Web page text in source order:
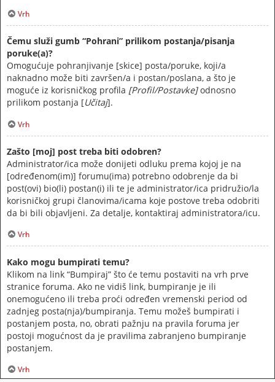
Vrh
Čemu služi gumb “Pohrani” prilikom postanja/pisanja
poruke(a)?
Omogućuje pohranjivanje [skice] posta/poruke, koji/a
naknadno može biti završen/a i postan/poslana, a što je
moguće iz korisničkog profila [Profil/Postavke]odnosno
prilikom postanja [Učitaj].
Vrh
Zašto [moj] post treba biti odobren?
Administrator/ica može donijeti odluku prema kojoj je na
[određenom(im)] forumu(ima) potrebno odobrenje da bi
post(ovi) bio(li) postan(i) ili te je administrator/ica pridružio/la
korisničkoj grupi članovima/icama koje postove treba odobriti
da bi bili objavljeni. Za detalje, kontaktiraj administratora/icu.
Vrh
Kako mogu bumpirati temu?
Klikom na link “Bumpiraj” što će temu postaviti na vrh prve
stranice foruma. Ako ne vidiš link, bumpiranje je ili
onemogućeno ili treba proći određen vremenski period od
zadnjeg posta(nja)/bumpiranja. Temu možeš bumpirati i
postanjem posta, no, obrati pažnju na pravila foruma jer
postoji mogućnost da je pravilima zabranjeno bumpiranje
postanjem.
Vrh